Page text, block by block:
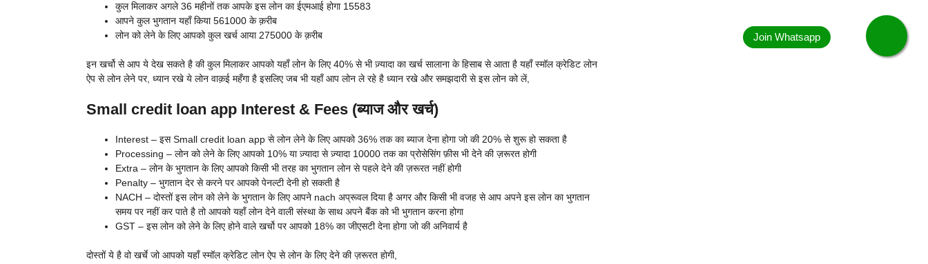
कुल मिलाकर अगले 36 महीनों तक आपके इस लोन का ईएमआई होगा 15583
आपने कुल भुगतान यहाँ किया 561000 के क़रीब
लोन को लेने के लिए आपको कुल खर्च आया 275000 के क़रीब
इन खर्चो से आप ये देख सकते है की कुल मिलाकर आपको यहाँ लोन के लिए 40% से भी ज़्यादा का खर्च सालाना के हिसाब से आता है यहाँ स्मॉल क्रेडिट लोन
ऐप से लोन लेने पर, ध्यान रखे ये लोन वाक़ई महँगा है इसलिए जब भी यहाँ आप लोन ले रहे है ध्यान रखे और समझदारी से इस लोन को लें,
Small credit loan app Interest & Fees (ब्याज और खर्च)
Interest – इसSmall credit loan app से लोन लेने के लिए आपको 36% तक का ब्याज देना होगा जो की 20% से शुरू हो सकता है
Processing – लोन को लेने के लिए आपको 10% या ज़्यादा से ज़्यादा 10000 तक का प्रोसेसिंग फ़ीस भी देने की ज़रूरत होगी
Extra – लोन के भुगतान के लिए आपको किसी भी तरह का भुगतान लोन से पहले देने की ज़रूरत नहीं होगी
Penalty – भुगतान देर से करने पर आपको पेनल्टी देनी हो सकती है
NACH – दोस्तों इस लोन को लेने के भुगतान के लिए आपने nach अप्रूवल दिया है अगर और किसी भी वजह से आप अपने इस लोन का भुगतान
समय पर नहीं कर पाते है तो आपको यहाँ लोन देने वाली संस्था के साथ अपने बैंक को भी भुगतान करना होगा
GST – इस लोन को लेने के लिए होने वाले खर्चो पर आपको 18% का जीएसटी देना होगा जो की अनिवार्य है
दोस्तों ये है वो खर्चे जो आपको यहाँ स्मॉल क्रेडिट लोन ऐप से लोन के लिए देने की ज़रूरत होगी,